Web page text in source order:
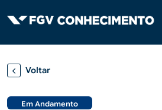
Voltar
Em Andamento